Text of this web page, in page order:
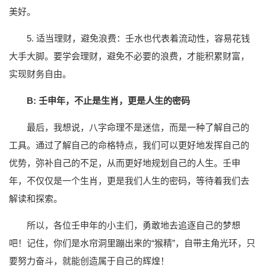
美好。
5. 适当理财，避免浪费：壬水也代表着流动性，容易花钱
大手大脚。要学会理财，避免不必要的浪费，才能积累财富，
实现财务自由。
B: 壬申年，不止是生肖，更是人生的密码
最后，我想说，八字命理不是迷信，而是一种了解自己的
工具。通过了解自己的命格特点，我们可以更好地发挥自己的
优势，弥补自己的不足，从而更好地规划自己的人生。壬申
年，不仅仅是一个生肖，更是我们人生的密码，等待着我们去
解读和探索。
所以，各位壬申年的小主们，勇敢地去追逐自己的梦想
吧！记住，你们是水帘洞里蹦出来的“猴精”，自带主角光环，只
要努力奋斗，就能创造属于自己的辉煌！